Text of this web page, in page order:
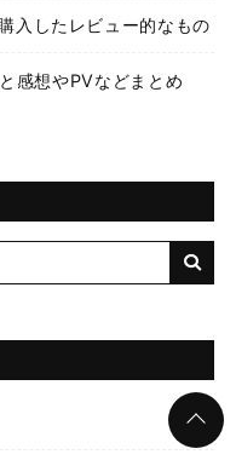
入したレビュー的なもの
感想やPVなどまとめ